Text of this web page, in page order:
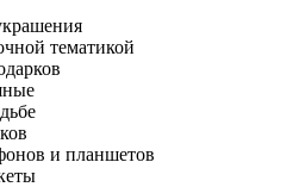
тематикой
и планшетов